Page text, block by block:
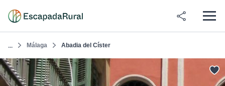
... Málaga Abadia del Císter